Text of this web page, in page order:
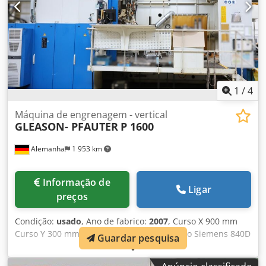
1 /4
Alemanha 1 953 km
Máquina de engrenagem - vertical
GLEASON- PFAUTER P 1600
preços
Ligar
Condição: usado, Ano de fabrico: 2007, Curso X 900 mm
Curso Y 300 mm Curso Z 1000 mm Comando Siemens 840D
Crjdpfxewzypue Akcef Diâmetro máximo da peça 1600 mm
Módulo máximo 20 mm Diâmetro do círculo de cabeça 350
Guardar pesquisa